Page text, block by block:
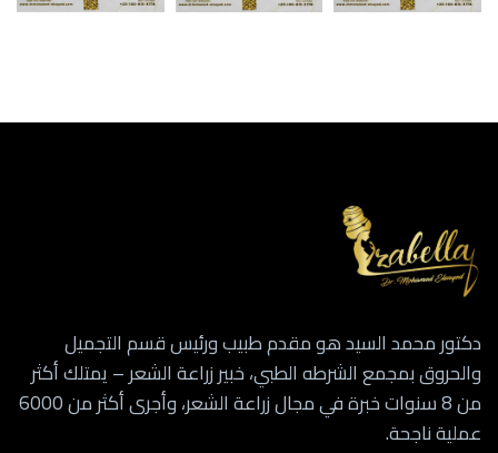
دكتور محمد السيد هو مقدم طبيب ورئيس قسم التجميل
والحروق بمجمع الشرطه الطبي، خبير زراعة الشعر – يمتلك أكثر
من 8 سنوات خبرة في مجال زراعة الشعر، وأجرى أكثر من 6000
عملية ناجحة.